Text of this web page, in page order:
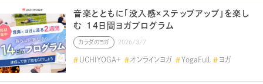
音楽とともに「没入感×ステップアップ」を楽し
む 14日間ヨガプログラム
カラダのヨガ 2026/3/7
UCHIYOGA＋ オンラインヨガ YogaFull ヨガ